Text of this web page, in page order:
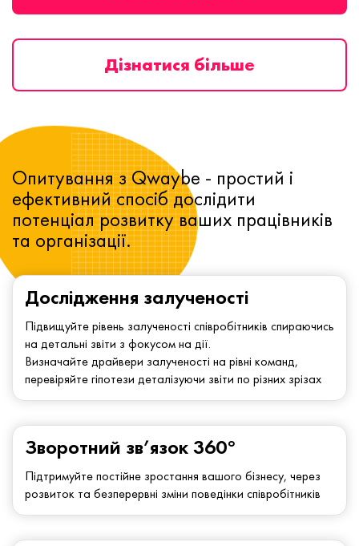
Дізнатися більше
Дослідження залученості
Підвищуйте рівень залученості співробітників спираючись
на детальні звіти з фокусом на дії.
Визначайте драйвери залученості на рівні команд,
перевіряйте гіпотези деталізуючи звіти по різних зрізах
Зворотний зв’язок 360°
Підтримуйте постійне зростання вашого бізнесу, через
розвиток та безперервні зміни поведінки співробітників
Опитування з Qwaybe - простий і
ефективний спосіб дослідити
потенціал розвитку ваших працівників
та організації.